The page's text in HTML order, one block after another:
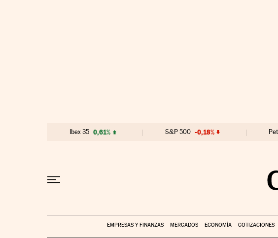
Ibex 35 0,61% S&P 500 -0,18%
EMPRESAS Y FINANZAS MERCADOS ECONOMÍA COTIZACIONES